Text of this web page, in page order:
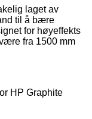
laget av
til å bære
for høyeffekts
fra 1500 mm
HP Graphite